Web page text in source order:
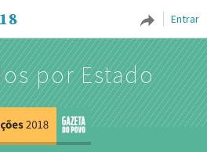
Entrar
por Estado